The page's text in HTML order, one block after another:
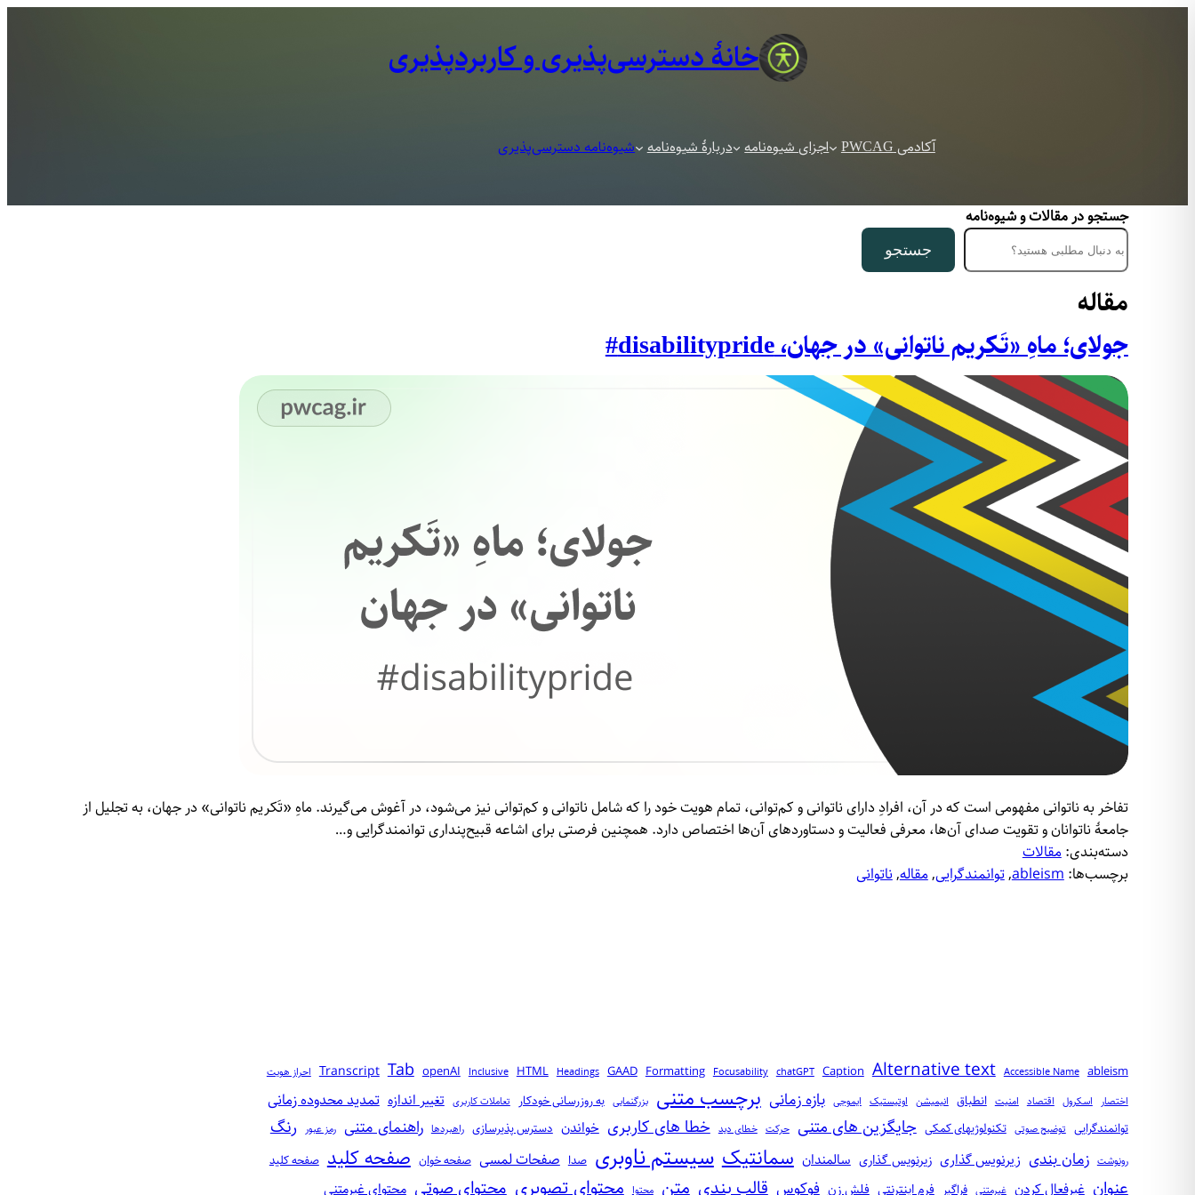
خانهٔ دسترسی‌پذیری و کاربرد‌پذیری
آکادمی PWCAG اجزای شیوه‌نامه دربارهٔ شیوه‌نامه شیوه‌نامه دسترسی‌پذیری
جستجو در مقالات و شیوه‌نامه
جستجو
مقاله
جولای؛ ماهِ «تَکریم ناتوانی» در جهان، disabilitypride#
تفاخر به ناتوانی مفهومی است که در آن، افرادِ دارای ناتوانی و کم‌توانی، تمام هویت خود را که شامل ناتوانی و کم‌توانی‌ نیز می‌شود، در آغوش می‌گیرند. ماهِ «تَکریم ناتوانی» در جهان، به تجلیل از
جامعهٔ ناتوانان و تقویت صدای آن‌ها، معرفی فعالیت و دستاوردهای آن‌ها اختصاص دارد. همچنین فرصتی برای اشاعه قبیح‌پنداری توانمندگرایی و…
دسته‌بندی:مقالات
برچسب‌ها:ableism
, توانمندگرایی, مقاله, ناتوانی
ableism
Accessible Name
Alternative text
Caption
chatGPT
Focusability
Formatting
GAAD
Headings
HTML
Inclusive
openAI
Tab
Transcript احراز هویت
اختصار اسکرول اقتصاد امنیت‌ انطباق انیمیشن اوتیستیک ایموجی بازه زمانی برچسب متنی بزرگنمایی به‌ روز‌رسانی خودکار تعاملات کاربری تغییر اندازه تمدید محدوده زمانی
توانمندگرایی توضیح صوتی تکنولوژیهای کمکی جایگزین‌ های متنی حرکت خطای دید خطا‌ های کاربری خواندن دسترس پذیرسازی راهبردها راهنمای متنی رمز عبور رنگ‌
رونوشت زمان‌ بندی زیرنویس گذاری زیر‌نویس‌ گذاری سالمندان سمانتیک سیستم ناوبری صدا صفحات لمسی صفحه خوان صفحه کلید صفحه‌ کلید
عنوان غیرفعال کردن غیرمتنی فراگیر فرم اینترنتی فلش‌ زن فوکوس قالب‌ بندی متن محتوا محتوای تصویری محتوای صوتی محتوای غیرمتنی